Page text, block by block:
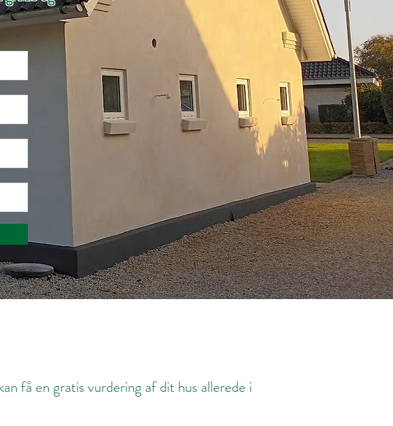
få en gratis vurdering af dit hus allerede i